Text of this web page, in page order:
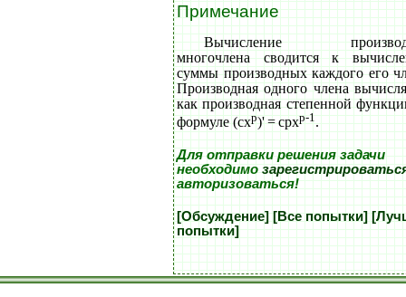
Примечание
Вычисление
многочлена сводится к
суммы производных каждого его
Производная одного члена
как производная степенной
формуле (cxp)' = cpxp-1.
Для отправки решения задачи
необходимо
авторизоваться!
[Обсуждение] [Все попытки]
попытки]